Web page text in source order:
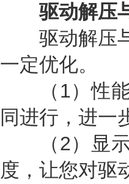
驱动解压
驱动解压与
一定优化。
（1）性能
同进行，进一
（2）显示
度，让您对驱